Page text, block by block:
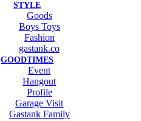
STYLE
Goods
Boys Toys
Fashion
gastank.co
GOODTIMES
Event
Hangout
Profile
Garage Visit
Gastank Family